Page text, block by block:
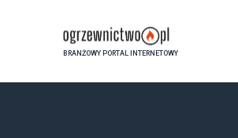
BRANŻOWY PORTAL INTERNETOWY